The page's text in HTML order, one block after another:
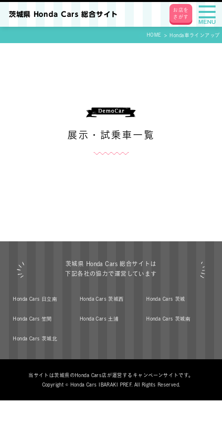
茨城県 Honda Cars 総合サイト
お店を
さがす
HOME Honda車ラインアップ
展示・試乗車一覧
茨城県 Honda Cars 総合サイトは
下記各社の協力で運営しています
Honda Cars 日立南 Honda Cars 茨城西 Honda Cars 茨城
Honda Cars笠間 Honda Cars 土浦 Honda Cars 茨城南
Honda Cars 茨城北
当サイトは茨城県のHonda Cars店が運営するキャンペーンサイトです。
Copyright © Honda Cars IBARAKI PREF. All Rights Reserved.